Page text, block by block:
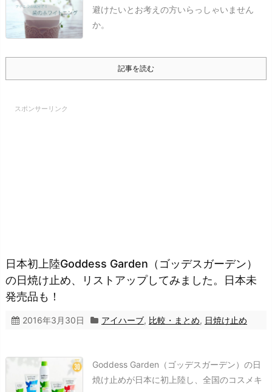
避けたいとお考えの方いらっしゃいません
か。
記事を読む
スポンサーリンク
日本初上陸Goddess Garden（ゴッデスガーデン）
の日焼け止め、リストアップしてみました。日本未
発売品も！
2016年3月30日 アイハーブ, 比較・まとめ, 日焼け止め
Goddess Garden（ゴッデスガーデン）の日
焼け止めが日本に初上陸し、全国のコスメキ